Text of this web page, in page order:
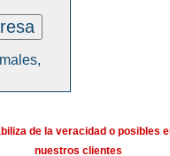
de la veracidad o posibles
nuestros clientes